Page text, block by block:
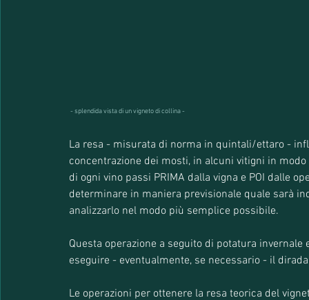
- splendida vista di un vigneto di collina -
La resa - misurata di norma in quintali/ettaro -
concentrazione dei mosti, in alcuni vitigni in
di ogni vino passi PRIMA dalla vigna e POI dalle
determinare in maniera previsionale quale sarà
analizzarlo nel modo più semplice possibile.
Questa operazione a seguito di potatura
eseguire - eventualmente, se necessario - il
Le operazioni per ottenere la resa teorica del